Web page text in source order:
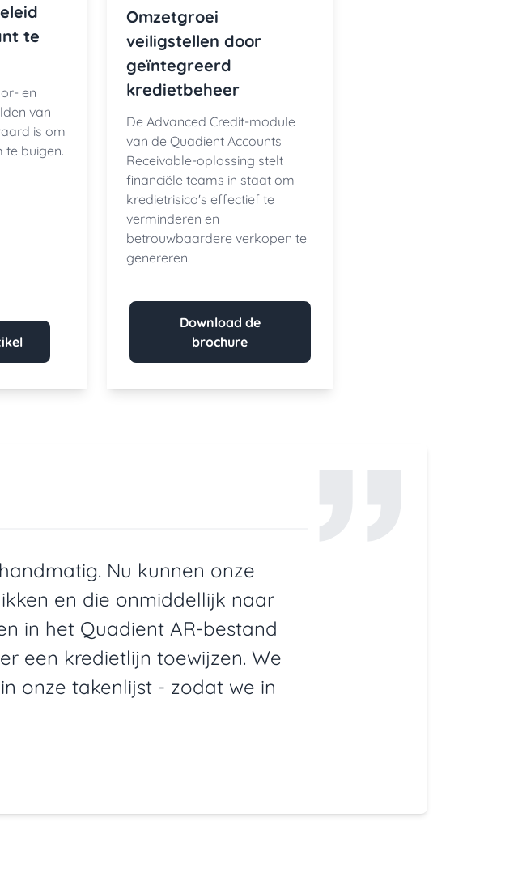
te
en
van
is om
te buigen.
Omzetgroei
veiligstellen door
geïntegreerd
kredietbeheer
De Advanced Credit-module
van de Quadient Accounts
Receivable-oplossing stelt
financiële teams in staat om
kredietrisico's effectief te
verminderen en
betrouwbaardere verkopen te
genereren.
Download de
brochure
Nu kunnen onze
en die onmiddellijk naar
in het Quadient AR-bestand
een kredietlijn toewijzen. We
onze takenlijst - zodat we in